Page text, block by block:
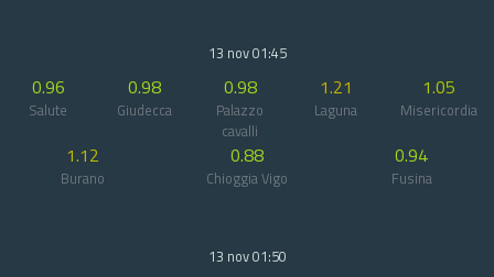
13 nov 01:45
0.96
Salute
0.98
Giudecca
0.98
Palazzo
cavalli
1.21
Laguna
1.05
Misericordia
1.12
Burano
0.88
Chioggia Vigo
0.94
Fusina
13 nov 01:50